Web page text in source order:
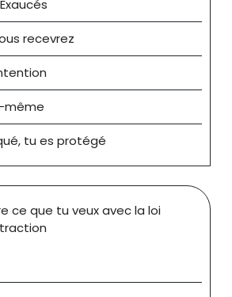
recevrez
même
tu es protégé
ce que tu veux avec la loi